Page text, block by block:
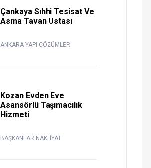
Çankaya Sıhhi Tesisat Ve
Asma Tavan Ustası
ANKARA YAPI ÇÖZÜMLER
Kozan Evden Eve
Asansörlü Taşımacılık
Hizmeti
BAŞKANLAR NAKLİYAT